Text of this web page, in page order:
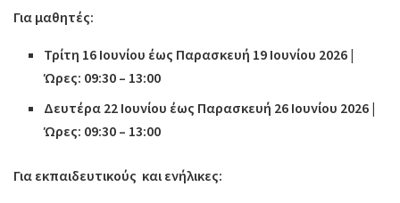
Για μαθητές:
Τρίτη 16 Ιουνίου έως Παρασκευή 19 Ιουνίου 2026 |
Ώρες: 09:30 – 13:00
Δευτέρα 22 Ιουνίου έως Παρασκευή 26 Ιουνίου 2026 |
Ώρες: 09:30 – 13:00
Για εκπαιδευτικούς και ενήλικες: